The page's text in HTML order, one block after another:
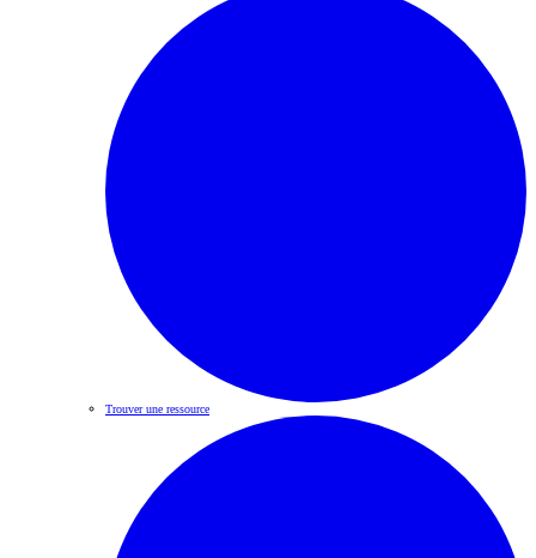
Trouver une ressource